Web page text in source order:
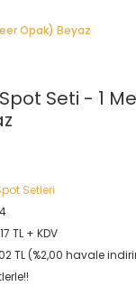
Opak) Beyaz
Seti - 1
Setleri
TL + KDV
TL (%2,00 havale